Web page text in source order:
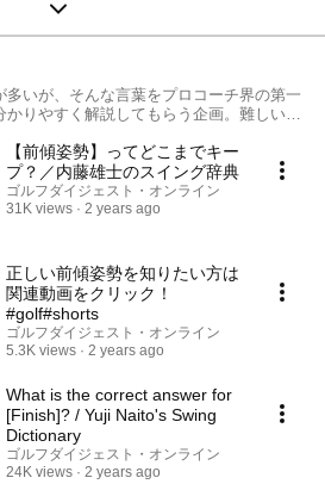
多いが、そんな言葉をプロコーチ界の第一
りやすく解説してもらう企画。難しいワ
ングエルボー #練習 #スイング #内藤雄士
【前傾姿勢】ってどこまでキー
プ？／内藤雄士のスイング辞典
ゴルフダイジェスト・オンライン
31K views
2 years ago
正しい前傾姿勢を知りたい方は
関連動画をクリック！
#golf#shorts
ゴルフダイジェスト・オンライン
5.3K views
2 years ago
What is the correct answer for
[Finish]? / Yuji Naito's Swing
Dictionary
ゴルフダイジェスト・オンライン
24K views
2 years ago